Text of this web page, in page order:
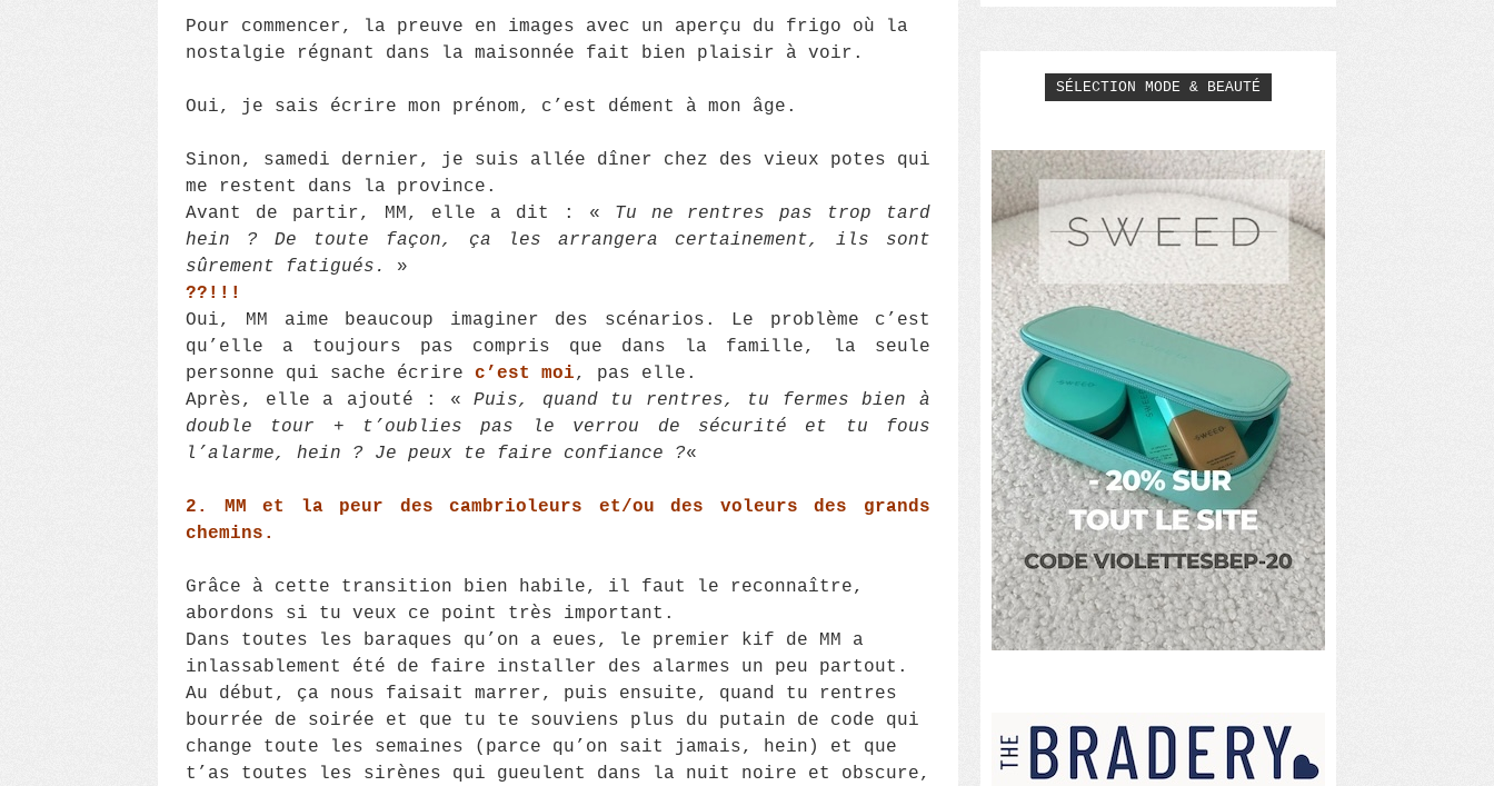
Pour commencer, la preuve en images avec un aperçu du frigo où la
nostalgie régnant dans la maisonnée fait bien plaisir à voir.
Oui, je sais écrire mon prénom, c’est dément à mon âge.
Sinon, samedi dernier, je suis allée dîner chez des vieux potes qui
me restent dans la province.
Avant de partir, MM, elle a dit : « Tu ne rentres pas trop tard
hein ? De toute façon, ça les arrangera certainement, ils sont
sûrement fatigués.
»
??!!!
Oui, MM aime beaucoup imaginer des scénarios. Le problème c’est
qu’elle a toujours pas compris que dans la famille, la seule
personne qui sache écrire c’est moi, pas elle.
Après, elle a ajouté : «Puis, quand tu rentres, tu fermes bien à
double tour + t’oublies pas le verrou de sécurité et tu fous
l’alarme, hein ? Je peux te faire confiance ?«
2. MM et la peur des cambrioleurs et/ou des voleurs des grands
chemins.
Grâce à cette transition bien habile, il faut le reconnaître,
abordons si tu veux ce point très important.
Dans toutes les baraques qu’on a eues, le premier kif de MM a
inlassablement été de faire installer des alarmes un peu partout.
Au début, ça nous faisait marrer, puis ensuite, quand tu rentres
bourrée de soirée et que tu te souviens plus du putain de code qui
change toute les semaines (parce qu’on sait jamais, hein) et que
t’as toutes les sirènes qui gueulent dans la nuit noire et obscure,
SÉLECTION MODE & BEAUTÉ